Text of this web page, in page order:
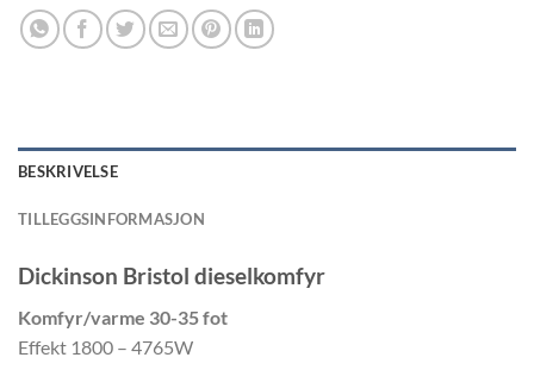
BESKRIVELSE
TILLEGGSINFORMASJON
Dickinson Bristol dieselkomfyr
Komfyr/varme 30-35 fot
Effekt 1800 – 4765W